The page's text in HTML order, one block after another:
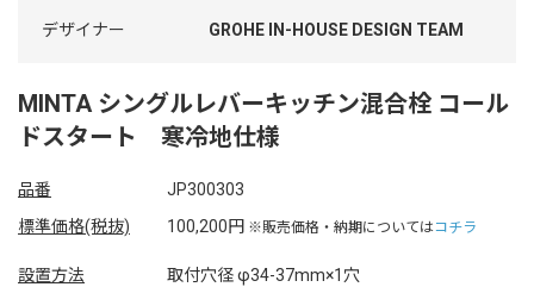
MINTA シングルレバーキッチン混合栓 コール
ドスタート 寒冷地仕様
デザイナー GROHE IN-HOUSE DESIGN TEAM
品番
JP300303
標準価格(税抜)
100,200円 ※販売価格・納期についてはコチラ
設置方法 取付穴径 φ34-37mm×1穴